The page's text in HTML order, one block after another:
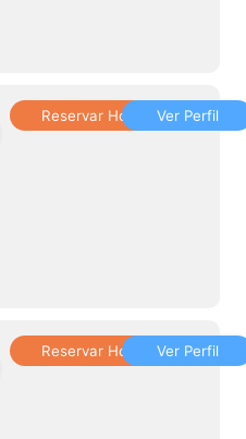
Reservar Hora Ver Perfil
Reservar Hora Ver Perfil